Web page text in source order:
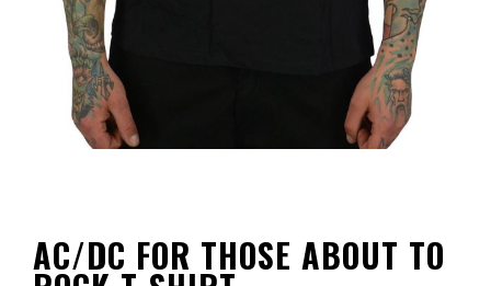
AC/DC FOR THOSE ABOUT TO